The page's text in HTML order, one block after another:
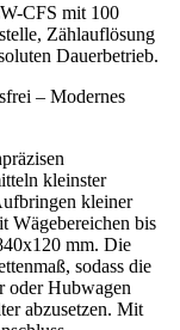
CFS mit 100
Zählauflösung
Dauerbetrieb.
– Modernes
kleinster
kleiner
Wägebereichen bis
mm. Die
sodass die
oder Hubwagen
abzusetzen. Mit